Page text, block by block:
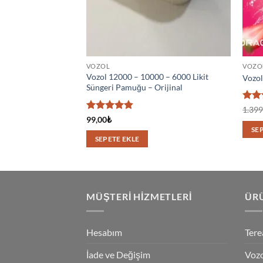
VOZOL
Vozol 12000 – 10000 – 6000 Likit
Süngeri Pamuğu – Orijinal
5 üzerinden
aldı
99,00₺
SEPETE EKLE
VOZOL
5
4.75
aldı
MÜŞTERI HIZMETLERI
Hesabım
İade ve Değişim